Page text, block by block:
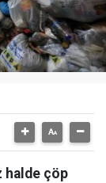
halde çöp